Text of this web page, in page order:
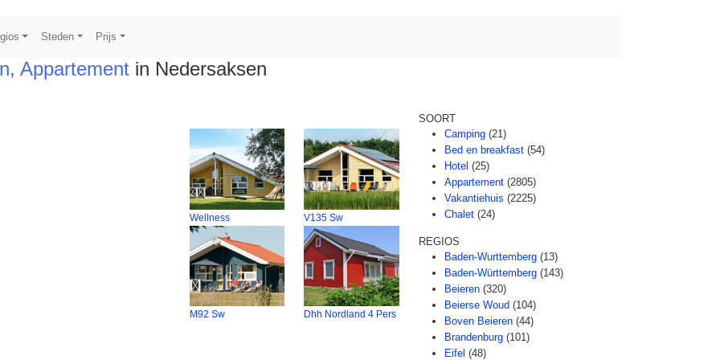
Steden Prijs
Appartement in Nedersaksen
Wellness V135 Sw
M92 Sw Dhh Nordland 4 Pers
SOORT
Camping (21)
Bed en breakfast (54)
Hotel (25)
Appartement (2805)
Vakantiehuis (2225)
Chalet (24)
REGIOS
Baden-Wurttemberg (13)
Baden-Württemberg (143)
Beieren (320)
Beierse Woud (104)
Boven Beieren (44)
Brandenburg (101)
Eifel (48)